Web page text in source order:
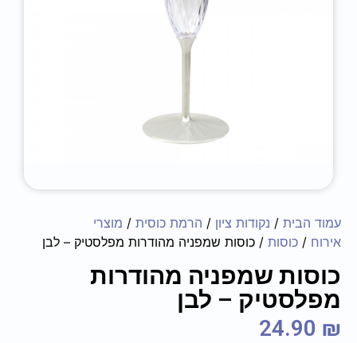
עמוד הבית / נקודות ציון / הרמת כוסית / מוצרי
אירוח / כוסות / כוסות שמפניה מהודרות מפלסטיק – לבן
כוסות שמפניה מהודרות
מפלסטיק – לבן
24.90 ₪